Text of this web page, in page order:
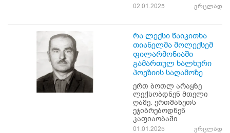
02.01.2025 ვრცლად
რა ლექსი წაიკითხა
თიანელმა მოლექსემ
ფილარმონიაში
გამართულ ხალხური
პოეზიის საღამოზე
ერთ ბოთლ არაყზე
ლექსობდნენ მთელი
ღამე. ერთმანეთს
ეჯიბრებოდნენ
კაფიაობაში
01.01.2025 ვრცლად